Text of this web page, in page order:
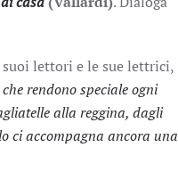
lettori e le sue lettrici,
rendono speciale ogni
alla reggina, dagli
ci accompagna ancora una